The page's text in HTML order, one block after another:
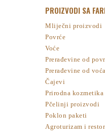
PROIZVODI SA
Mliječni proizvodi
Povrće
Voće
Prerađevine od
Prerađevine od voća
Čajevi
Prirodna kozmetika
Pčelinji proizvodi
Poklon paketi
Agroturizam i